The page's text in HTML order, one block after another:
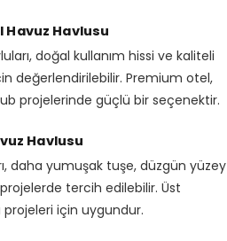
Havuz Havlusu
doğal kullanım hissi ve kaliteli
değerlendirilebilir. Premium otel,
projelerinde güçlü bir seçenektir.
Havlusu
daha yumuşak tuşe, düzgün yüzey
tercih edilebilir. Üst
için uygundur.